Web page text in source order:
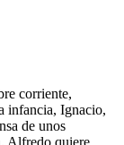
corriente,
infancia, Ignacio,
de unos
Alfredo quiere